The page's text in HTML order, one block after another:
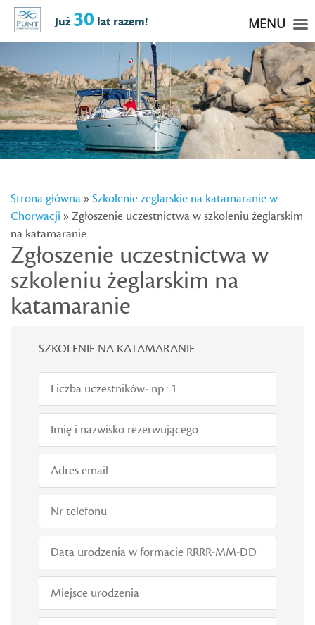
Strona główna»Szkolenie żeglarskie na katamaranie w
Chorwacji » Zgłoszenie uczestnictwa w szkoleniu żeglarskim
na katamaranie
Zgłoszenie uczestnictwa w
szkoleniu żeglarskim na
katamaranie
SZKOLENIE NA KATAMARANIE
Już30 lat razem! MENU